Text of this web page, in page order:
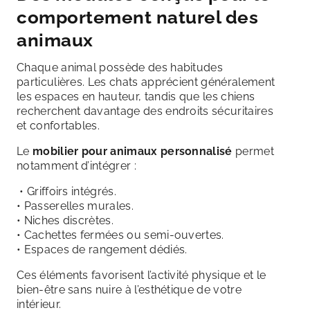
comportement naturel des
animaux
Chaque animal possède des habitudes
particulières. Les chats apprécient généralement
les espaces en hauteur, tandis que les chiens
recherchent davantage des endroits sécuritaires
et confortables.
Le mobilier pour animaux personnalisé permet
notamment d’intégrer :
• Griffoirs intégrés.
• Passerelles murales.
• Niches discrètes.
• Cachettes fermées ou semi-ouvertes.
• Espaces de rangement dédiés.
Ces éléments favorisent l’activité physique et le
bien-être sans nuire à l’esthétique de votre
intérieur.